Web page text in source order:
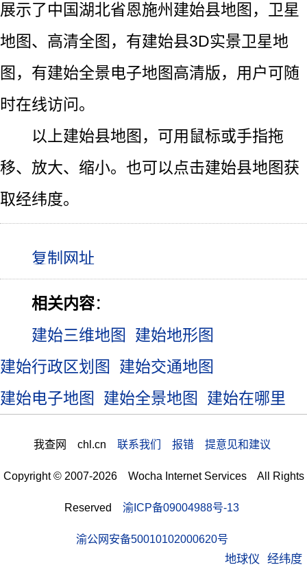
地球仪 经纬度
展示了中国湖北省恩施州建始县地图，卫星
地图、高清全图，有建始县3D实景卫星地
图，有建始全景电子地图高清版，用户可随
时在线访问。
以上建始县地图，可用鼠标或手指拖
移、放大、缩小。也可以点击建始县地图获
取经纬度。
相关内容：
建始三维地图
建始地形图
建始行政区划图
建始交通地图
建始电子地图
建始全景地图 建始在哪里
我查网 chl.cn 联系我们 报错 提意见和建议
Copyright © 2007-2026 Wocha Internet Services All Rights
Reserved 渝ICP备09004988号-13
渝公网安备50010102000620号